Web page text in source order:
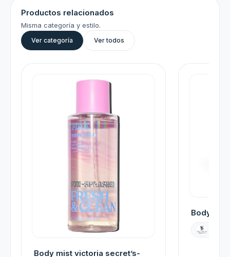
Productos relacionados
Misma categoría y estilo.
Ver categoría Ver todos
Body mist victoria secret’s-
Body